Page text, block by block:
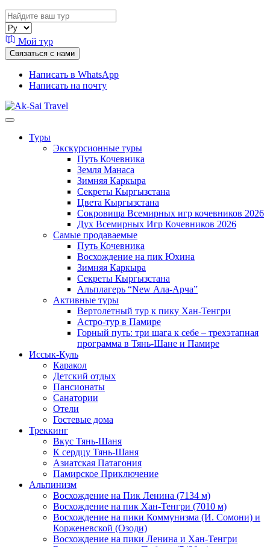
Мой тур
Связаться с нами
Написать в WhatsApp
Написать на почту
Туры
Экскурсионные туры
Путь Кочевника
Земля Манаса
Зимняя Каркыра
Секреты Кыргызстана
Цвета Кыргызстана
Сокровища Всемирных игр кочевников 2026
Дух Всемирных Игр Кочевников 2026
Самые продаваемые
Путь Кочевника
Восхождение на пик Юхина
Зимняя Каркыра
Секреты Кыргызстана
Альплагерь “New Ала-Арча”
Активные туры
Вертолетный тур к пику Хан-Тенгри
Астро-тур в Памире
Горный путь: три шага к себе – трехэтапная
программа в Тянь-Шане и Памире
Иссык-Куль
Каракол
Детский отдых
Пансионаты
Санатории
Отели
Гостевые дома
Треккинг
Вкус Тянь-Шаня
К сердцу Тянь-Шаня
Азиатская Патагония
Памирское Приключение
Альпинизм
Восхождение на Пик Ленина (7134 м)
Восхождение на пик Хан-Тенгри (7010 м)
Восхождение на пики Коммунизма (И. Сомони) и
Корженевской (Озоди)
Восхождение на пики Ленина и Хан-Тенгри